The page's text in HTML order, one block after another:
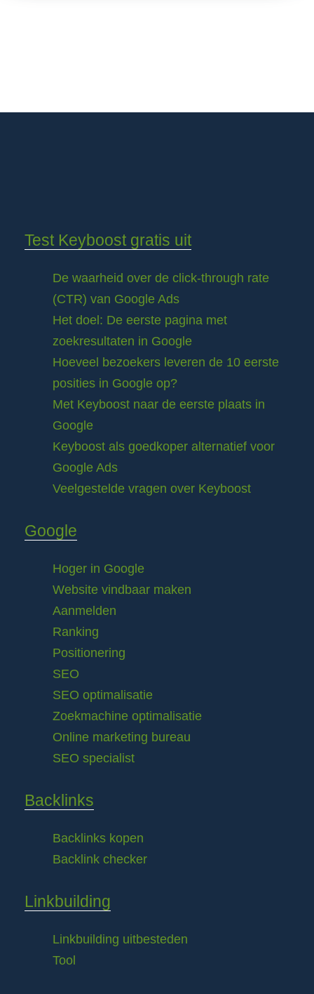
Test Keyboost gratis uit
De waarheid over de click-through rate
(CTR) van Google Ads
Het doel: De eerste pagina met
zoekresultaten in Google
Hoeveel bezoekers leveren de 10 eerste
posities in Google op?
Met Keyboost naar de eerste plaats in
Google
Keyboost als goedkoper alternatief voor
Google Ads
Veelgestelde vragen over Keyboost
Google
Hoger in Google
Website vindbaar maken
Aanmelden
Ranking
Positionering
SEO
SEO optimalisatie
Zoekmachine optimalisatie
Online marketing bureau
SEO specialist
Backlinks
Backlinks kopen
Backlink checker
Linkbuilding
Linkbuilding uitbesteden
Tool